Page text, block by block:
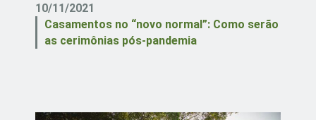
10/11/2021
Casamentos no “novo normal”: Como serão
as cerimônias pós-pandemia